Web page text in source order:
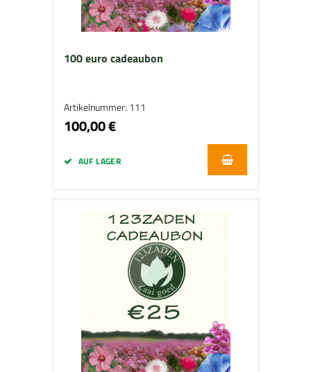
100 euro cadeaubon
Artikelnummer: 111
100,00 €
AUF LAGER